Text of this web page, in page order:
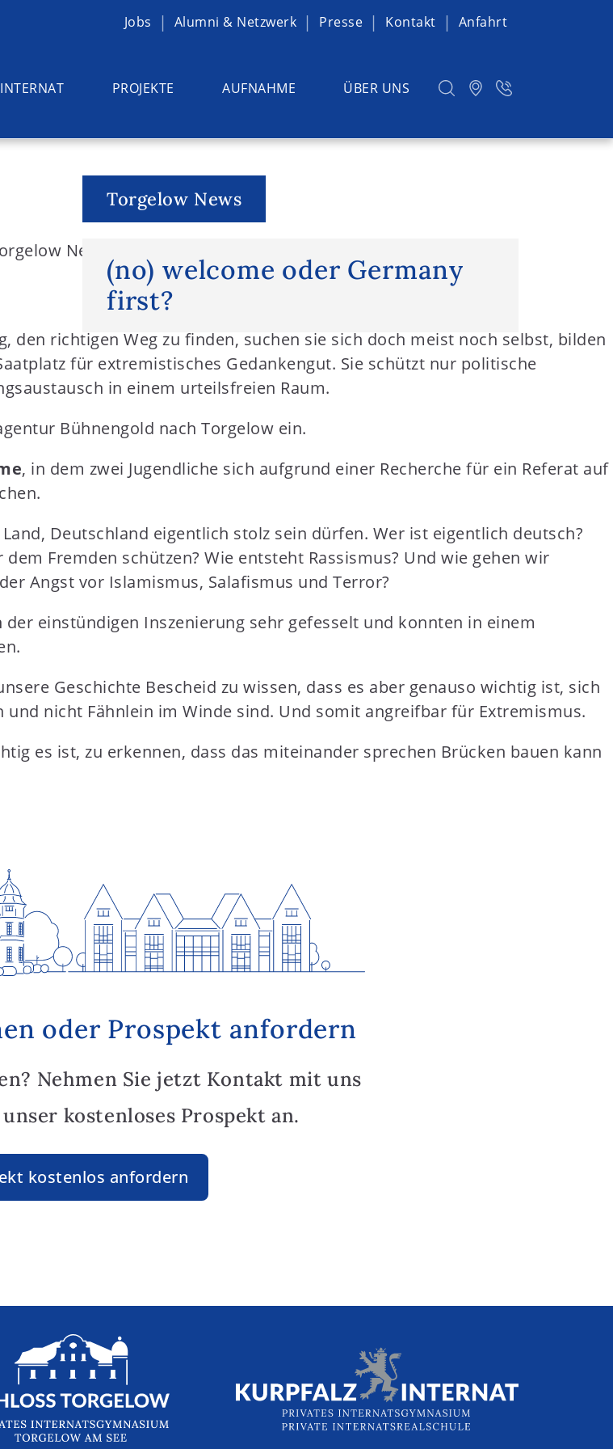
Jobs Alumni & Netzwerk Presse Kontakt Anfahrt
INTERNAT PROJEKTE AUFNAHME ÜBER UNS
Torgelow News
(no) welcome oder Germany
first?
News
den richtigen Weg zu finden, suchen sie sich doch meist noch selbst, bilden
für extremistisches Gedankengut. Sie schützt nur politische
in einem urteilsfreien Raum.
Bühnengold nach Torgelow ein.
, in dem zwei Jugendliche sich aufgrund einer Recherche für ein Referat auf
Deutschland eigentlich stolz sein dürfen. Wer ist eigentlich deutsch?
Fremden schützen? Wie entsteht Rassismus? Und wie gehen wir
Angst vor Islamismus, Salafismus und Terror?
einstündigen Inszenierung sehr gefesselt und konnten in einem
Geschichte Bescheid zu wissen, dass es aber genauso wichtig ist, sich
nicht Fähnlein im Winde sind. Und somit angreifbar für Extremismus.
es ist, zu erkennen, dass das miteinander sprechen Brücken bauen kann
oder Prospekt anfordern
Nehmen Sie jetzt Kontakt mit uns
kostenloses Prospekt an.
kostenlos anfordern